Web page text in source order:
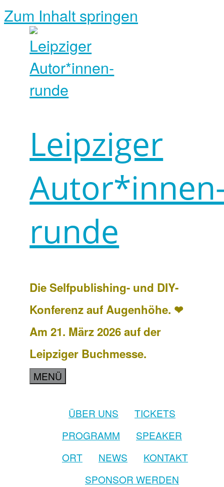
Zum Inhalt springen
Leipziger
runde
Die Selfpublishing- und DIY-
Konferenz auf Augenhöhe. ❤
Am 21. März 2026 auf der
Leipziger Buchmesse.
MENÜ
ÜBER UNS
TICKETS
PROGRAMM
SPEAKER
ORT
NEWS
KONTAKT
SPONSOR WERDEN